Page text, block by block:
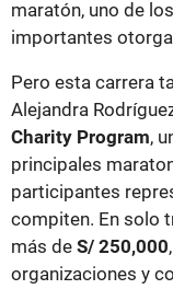
maratón, uno de
importantes
Pero esta carrera
Alejandra
Charity Program,
principales
participantes
compiten. En solo
más de S/ 250,000
organizaciones y